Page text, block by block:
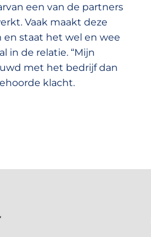
een van de partners
Vaak maakt deze
staat het wel en wee
in de relatie. “Mijn
met het bedrijf dan
klacht.